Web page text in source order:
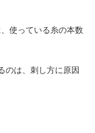
使っている糸の本数
のは、刺し方に原因